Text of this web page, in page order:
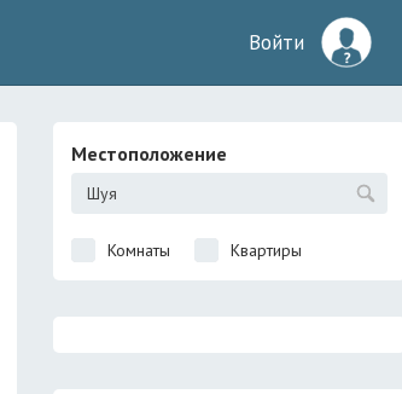
Войти
Местоположение
Комнаты Квартиры